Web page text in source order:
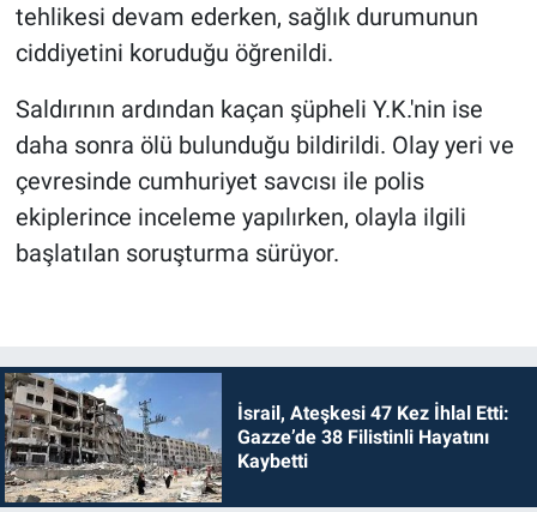
tehlikesi devam ederken, sağlık durumunun
ciddiyetini koruduğu öğrenildi.
Saldırının ardından kaçan şüpheli Y.K.'nin ise
daha sonra ölü bulunduğu bildirildi. Olay yeri ve
çevresinde cumhuriyet savcısı ile polis
ekiplerince inceleme yapılırken, olayla ilgili
başlatılan soruşturma sürüyor.
İsrail, Ateşkesi 47 Kez İhlal Etti:
Gazze’de 38 Filistinli Hayatını
Kaybetti